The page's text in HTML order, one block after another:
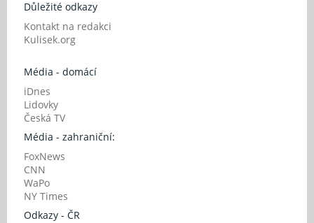
Důležité odkazy
Kontakt na redakci
Kulisek.org
Média - domácí
iDnes
Lidovky
Česká TV
Média - zahraniční:
FoxNews
CNN
WaPo
NY Times
Odkazy - ČR